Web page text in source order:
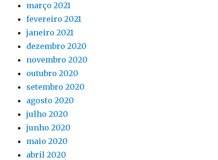
março 2021
fevereiro 2021
janeiro 2021
dezembro 2020
novembro 2020
outubro 2020
setembro 2020
agosto 2020
julho 2020
junho 2020
maio 2020
abril 2020